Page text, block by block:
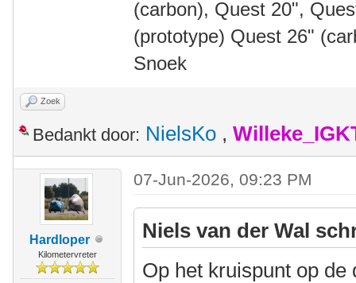
(carbon), Quest 20",
(prototype) Quest 26"
Snoek
Zoek
Bedankt door: NielsKo ,
Hardloper
Kilometervreter
07-Jun-2026, 09:23 PM
Niels van der Wal
Op het kruispunt op